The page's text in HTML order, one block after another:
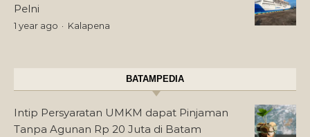
Pelni
1 year ago Kalapena
BATAMPEDIA
Intip Persyaratan UMKM dapat Pinjaman
Tanpa Agunan Rp 20 Juta di Batam